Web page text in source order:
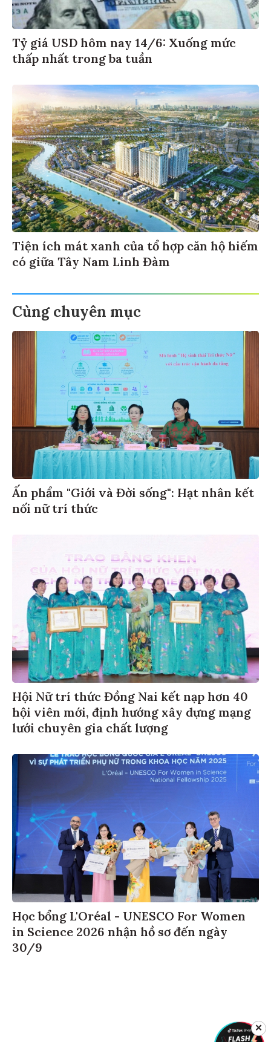
Tỷ giá USD hôm nay 14/6: Xuống mức
thấp nhất trong ba tuần
Tiện ích mát xanh của tổ hợp căn hộ hiếm
có giữa Tây Nam Linh Đàm
Cùng chuyên mục
Ấn phẩm "Giới và Đời sống": Hạt nhân kết
nối nữ trí thức
Hội Nữ trí thức Đồng Nai kết nạp hơn 40
hội viên mới, định hướng xây dựng mạng
lưới chuyên gia chất lượng
Học bổng L'Oréal - UNESCO For Women
in Science 2026 nhận hồ sơ đến ngày
30/9
✕